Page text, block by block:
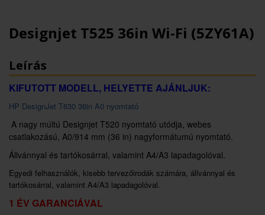
Designjet T525 36in Wi-Fi (5ZY61A)
Leírás
KIFUTOTT MODELL, HELYETTE AJÁNLJUK:
HP DesignJet T630 36in A0 nyomtató
A nagy múltú Designjet T520 nyomtató utódja, webes
csatlakozású, A0/914 mm (36 in) nagyformátumú nyomtató.
Állvánnyal és tartókosárral, valamint A4/A3 lapadagolóval.
Egyedi felhasználók, kisebb tervezőirodák számára, állvánnyal és
tartókosárral, valamint A4/A3 lapadagolóval.
1 ÉV GARANCIÁVAL